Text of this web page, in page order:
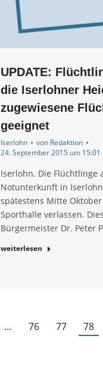
UPDATE:
die Iserlohner
zugewiesene
geeignet
Iserlohn von Redaktion
24. September 2015 um 15:01
Iserlohn. Die Flüchtlinge
Notunterkunft in
spätestens Mitte
Sporthalle verlassen.
Bürgermeister Dr. Peter
weiterlesen
… 76 77 78